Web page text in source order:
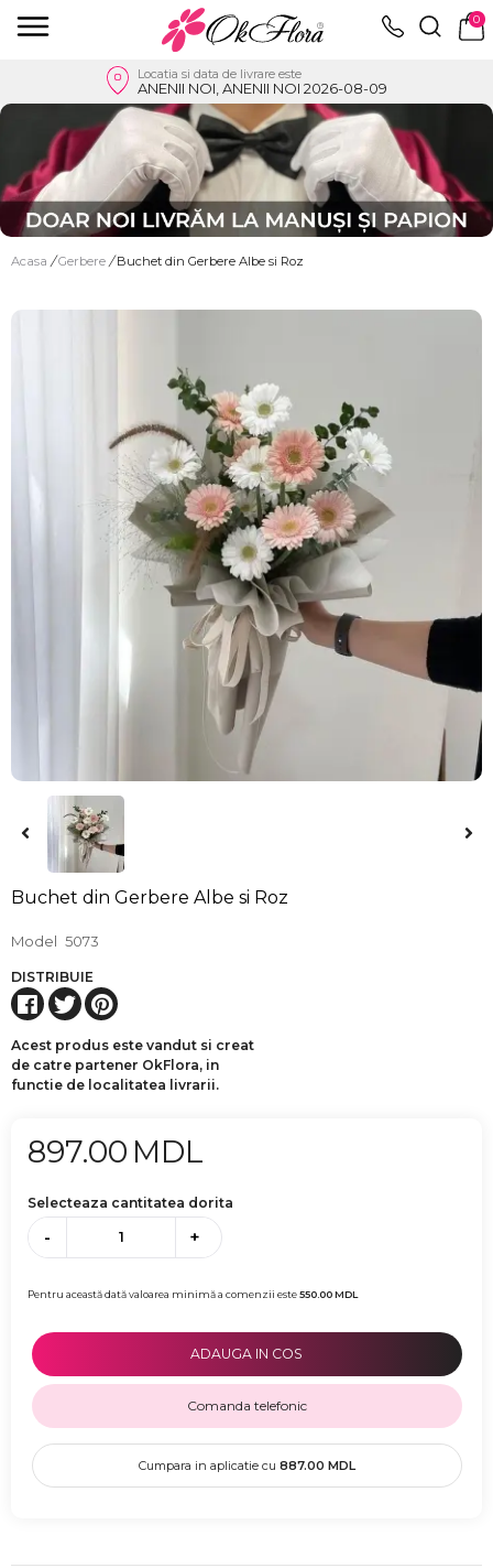
0
Locatia si data de livrare este
ANENII NOI, ANENII NOI 2026-08-09
Acasa / Gerbere / Buchet din Gerbere Albe si Roz
Buchet din Gerbere Albe si Roz
Model 5073
DISTRIBUIE
Acest produs este vandut si creat
de catre partener OkFlora, in
functie de localitatea livrarii.
897.00 MDL
Selecteaza cantitatea dorita
- +
Pentru această dată valoarea minimă a comenzii este550.00MDL
ADAUGA IN COS
Comanda telefonic
Cumpara in aplicatie cu 887.00 MDL